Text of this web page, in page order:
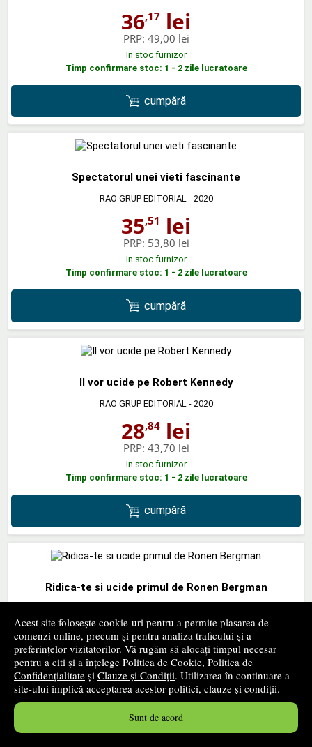
Acest site folosește cookie-uri pentru a permite plasarea de
comenzi online, precum și pentru analiza traficului și a
preferințelor vizitatorilor. Vă rugăm să alocați timpul necesar
pentru a citi și a înțelege Politica de Cookie, Politica de
Confidențialitate și Clauze și Condiții. Utilizarea în continuare a
site-ului implică acceptarea acestor politici, clauze și condiții.
Sunt de acord
36,17 lei
PRP: 49,00 lei
In stoc furnizor
Timp confirmare stoc: 1 - 2 zile lucratoare
cumpără
Spectatorul unei vieti fascinante
RAO GRUP EDITORIAL- 2020
35,51 lei
PRP: 53,80 lei
In stoc furnizor
Timp confirmare stoc: 1 - 2 zile lucratoare
cumpără
Il vor ucide pe Robert Kennedy
RAO GRUP EDITORIAL- 2020
28,84 lei
PRP: 43,70 lei
In stoc furnizor
Timp confirmare stoc: 1 - 2 zile lucratoare
cumpără
Ridica-te si ucide primul de Ronen Bergman
55,37lei
PRP:83,90 lei
In stoc furnizor
Timp confirmare stoc: 1 - 2 zile lucratoare
cumpără